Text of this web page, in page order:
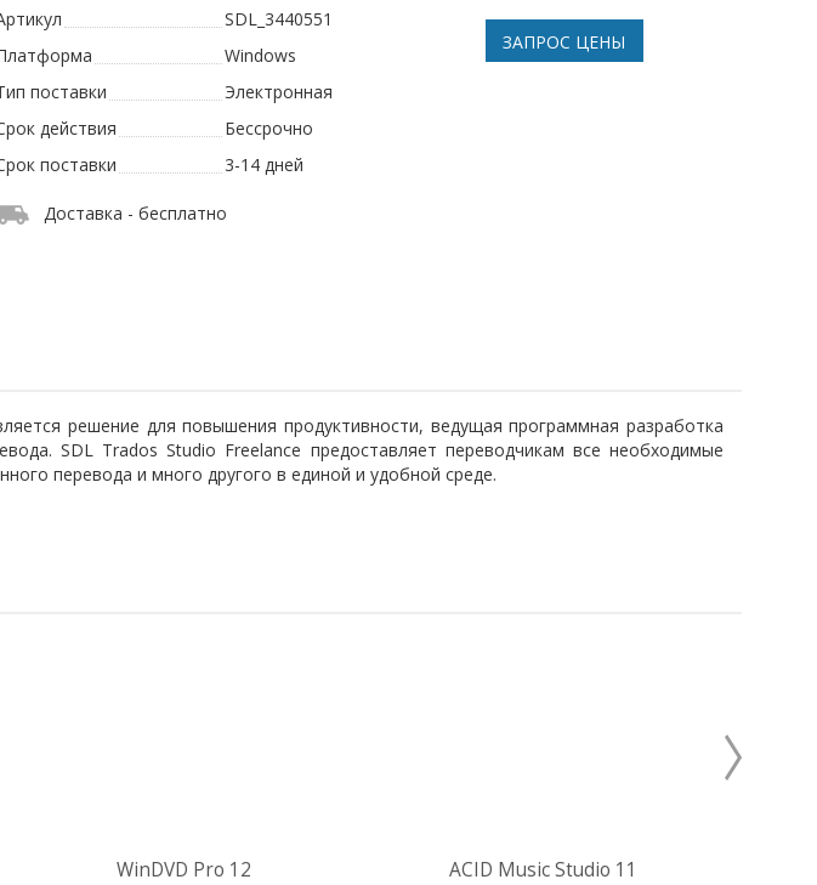
SDL_3440551
Windows
поставки
Электронная
действия
Бессрочно
поставки
3-14 дней
Доставка - бесплатно
ЗАПРОС ЦЕНЫ
решение для повышения продуктивности, ведущая программная разработка
SDL Trados Studio Freelance предоставляет переводчикам все необходимые
перевода и много другого в единой и удобной среде.
WinDVD Pro 12 ACID Music Studio 11